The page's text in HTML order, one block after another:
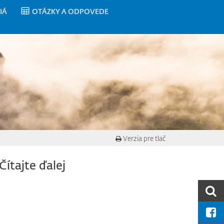
OTÁZKY A ODPOVEDE
Verzia pre tlač
ďalej